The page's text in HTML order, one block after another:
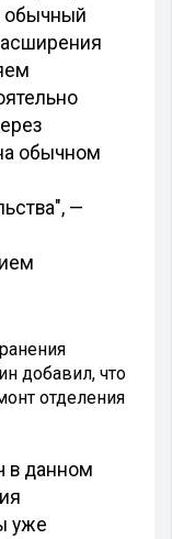
обычный
обычном
—
добавил, что
отделения
в данном
уже